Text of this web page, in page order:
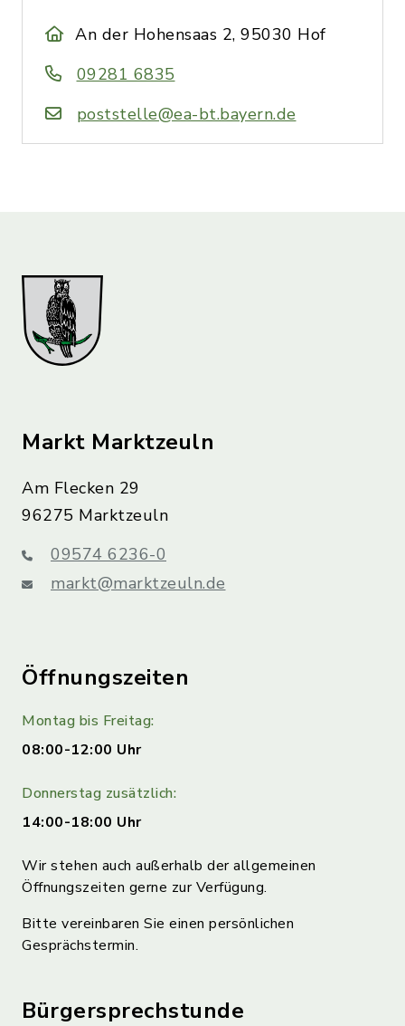
An der Hohensaas 2, 95030 Hof
09281 6835
poststelle@ea-bt.bayern.de
Markt Marktzeuln
Am Flecken 29
96275 Marktzeuln
09574 6236-0
markt@marktzeuln.de
Öffnungszeiten
Montag bis Freitag:
08:00-12:00 Uhr
Donnerstag zusätzlich:
14:00-18:00 Uhr
Wir stehen auch außerhalb der allgemeinen
Öffnungszeiten gerne zur Verfügung.
Bitte vereinbaren Sie einen persönlichen
Gesprächstermin.
Bürgersprechstunde